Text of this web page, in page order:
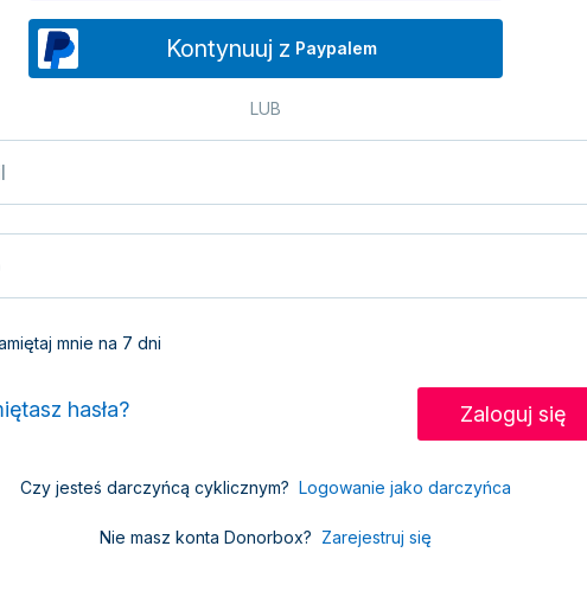
Kontynuuj z Paypalem
LUB
mnie na 7 dni
hasła?
Czy jesteś darczyńcą cyklicznym? Logowanie jako darczyńca
Nie masz konta Donorbox? Zarejestruj się